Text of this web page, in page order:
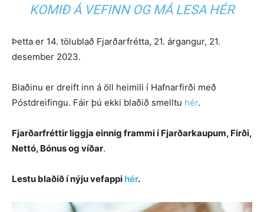
KOMIÐ Á VEFINN OG MÁ LESA HÉR
Þetta er 14. tölublað Fjarðarfrétta, 21. árgangur, 21.
desember 2023.
Blaðinu er dreift inn á öll heimili í Hafnarfirði með
Póstdreifingu. Fáir þú ekki blaðið smelltu hér.
Fjarðarfréttir liggja einnig frammi í Fjarðarkaupum, Firði,
Nettó, Bónus og víðar.
Lestu blaðið í nýju vefappi hér.